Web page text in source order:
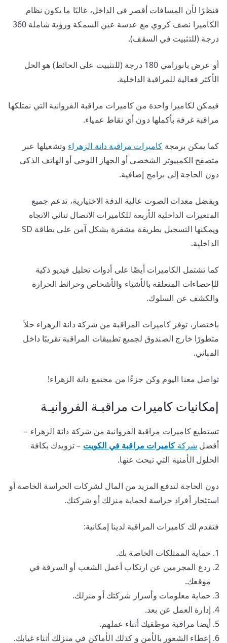
فنظرًا لأن المسافات أقصر في الداخل، غالبًا ما يكون نظام
الكاميرا نصف كروي مع عدسة عين السمكة ورؤية شاملة 360
درجة (للتثبيت في السقف).
أو عرض بانورامي 180 درجة (للتثبيت على الحائط) هو الحل
الأكثر فعالية للمراقبة الداخلية.
فيمكن لكاميرا واحدة من كاميرات مراقبة الفروانية التي نمتلكها
مراقبة غرفة بأكملها دون أي نقاط عمياء.
كما يمكن برمجة كاميرات مراقبة دانة الزهراء وتشغيلها عبر
متصفح الكمبيوتر الشخصي أو الجهاز اللوحي أو الهاتف الذكي
دون الحاجة إلى برامج إضافية.
وبفضل معدات الصوت عالية الدقة الاختيارية، تدعم جميع
المتغيرات الداخلية الأربعة للكاميرات الاتصال ثنائي الاتجاه
ويمكنها التسجيل بطريقة مشفرة بشكل آمن على بطاقة SD
الداخلية.
كما تشتمل الكاميرات أيضًا على أدوات تحليل فيديو ذكية
للإحصاءات المتعلقة بالأشياء والأشخاص وخرائط الحرارة
والكشف عن السلوك.
باختصار، توفر كاميرات المراقبة من شركة دانة الزهراء حلاً
متطورًا خارج الصندوق لجميع تطبيقات المراقبة تقريبًا داخل
المباني.
تواصل معنا اليوم وكن جزءًا من مجتمع دانة الزهراء!
إمكانيات كاميرات مراقبـة الفروانيـة
تستطيع كاميرات مراقبة الفروانية من شركة دانة الزهراء –
أفضل شركةكاميرات مراقبة في الكويت – تزويدك بكافة
الحلول الأمنية التي تبحث عنها.
دون الحاجة لتدفع المزيد من المال لشركات الحراسة الخاصة أو
استئجار أفراد حراسة لحماية منزلك أو شركتك.
فتقدم لك كاميرات المراقبة لدينا إمكانية:
حماية الممتلكات الخاصة بك.
ردع المجرمين عن ارتكاب أعمل الشغب أو السرقة في
موقعك.
حماية معلومات وأسرار شركتك أو منزلك.
إدارة العمل عن بعد.
أيضا مراقبة موظفيك أثناء عملهم.
إعطاء الشعور بالأمن و كذلك الأماكن في منزلك أثناء غيابك.